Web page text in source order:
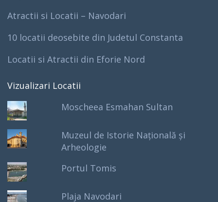
Atractii si Locatii – Navodari
10 locatii deosebite din Judetul Constanta
Locatii si Atractii din Eforie Nord
Vizualizari Locatii
Moscheea Esmahan Sultan
Muzeul de Istorie Națională și
Arheologie
Portul Tomis
Plaja Navodari